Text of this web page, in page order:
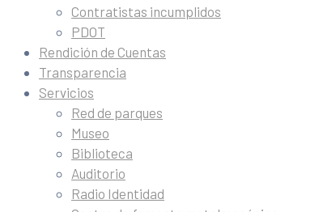
Contratistas incumplidos
PDOT
Rendición de Cuentas
Transparencia
Servicios
Red de parques
Museo
Biblioteca
Auditorio
Radio Identidad